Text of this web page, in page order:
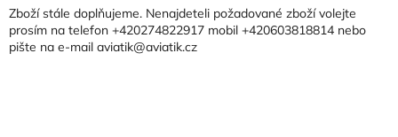
aZboží stále doplňujeme. Nenajdeteli požadované zboží volejte
prosím na telefon +420274822917 mobil +420603818814 nebo
pište na e-mail aviatik@aviatik.cz